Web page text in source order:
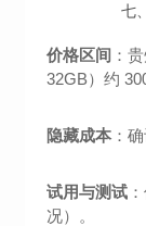
七
价格区间 ：
32GB）约
隐藏成本 ：
试用与测试
况）。